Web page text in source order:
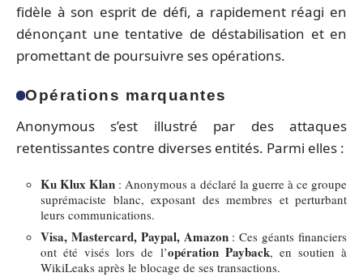
fidèle à son esprit de défi, a rapidement réagi en
dénonçant une tentative de déstabilisation et en
promettant de poursuivre ses opérations.
Opérations marquantes
Anonymous s’est illustré par des attaques
retentissantes contre diverses entités. Parmi elles :
Ku Klux Klan : Anonymous a déclaré la guerre à ce groupe
suprémaciste blanc, exposant des membres et perturbant
leurs communications.
Visa, Mastercard, Paypal, Amazon: Ces géants financiers
ont été visés lors de l’opération Payback, en soutien à
WikiLeaks après le blocage de ses transactions.